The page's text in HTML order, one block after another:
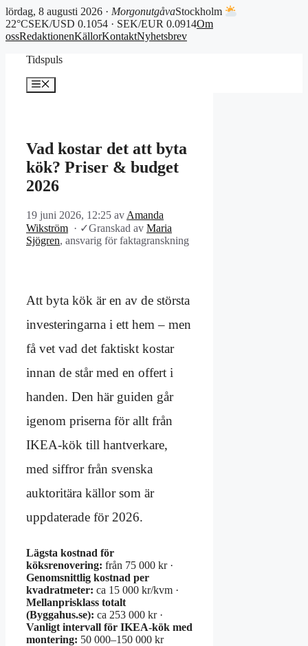
lördag, 8 augusti 2026 · MorgonutgåvaStockholm
22°CSEK/USD 0.1054 · SEK/EUR 0.0914Om
ossRedaktionenKällorKontaktNyhetsbrev
Tidspuls
Meny
Vad kostar det att byta
kök? Priser & budget
2026
19 juni 2026, 12:25 av Amanda
Wikström · ✓Granskad av Maria
Sjögren, ansvarig för faktagranskning
Att byta kök är en av de största
investeringarna i ett hem – men
få vet vad det faktiskt kostar
innan de står med en offert i
handen. Den här guiden går
igenom priserna för allt från
IKEA-kök till hantverkare,
med siffror från svenska
auktoritära källor som är
uppdaterade för 2026.
Lägsta kostnad för
köksrenovering: från 75 000 kr ·
Genomsnittlig kostnad per
kvadratmeter: ca 15 000 kr/kvm ·
Mellanprisklass totalt
(Byggahus.se): ca 253 000 kr ·
Vanligt intervall för IKEA-kök med
montering: 50 000–150 000 kr